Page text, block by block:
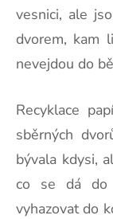
vesnici, ale
dvorem, kam
nevejdou do
Recyklace
sběrných
bývala kdysi,
co se dá do
vyhazovat do